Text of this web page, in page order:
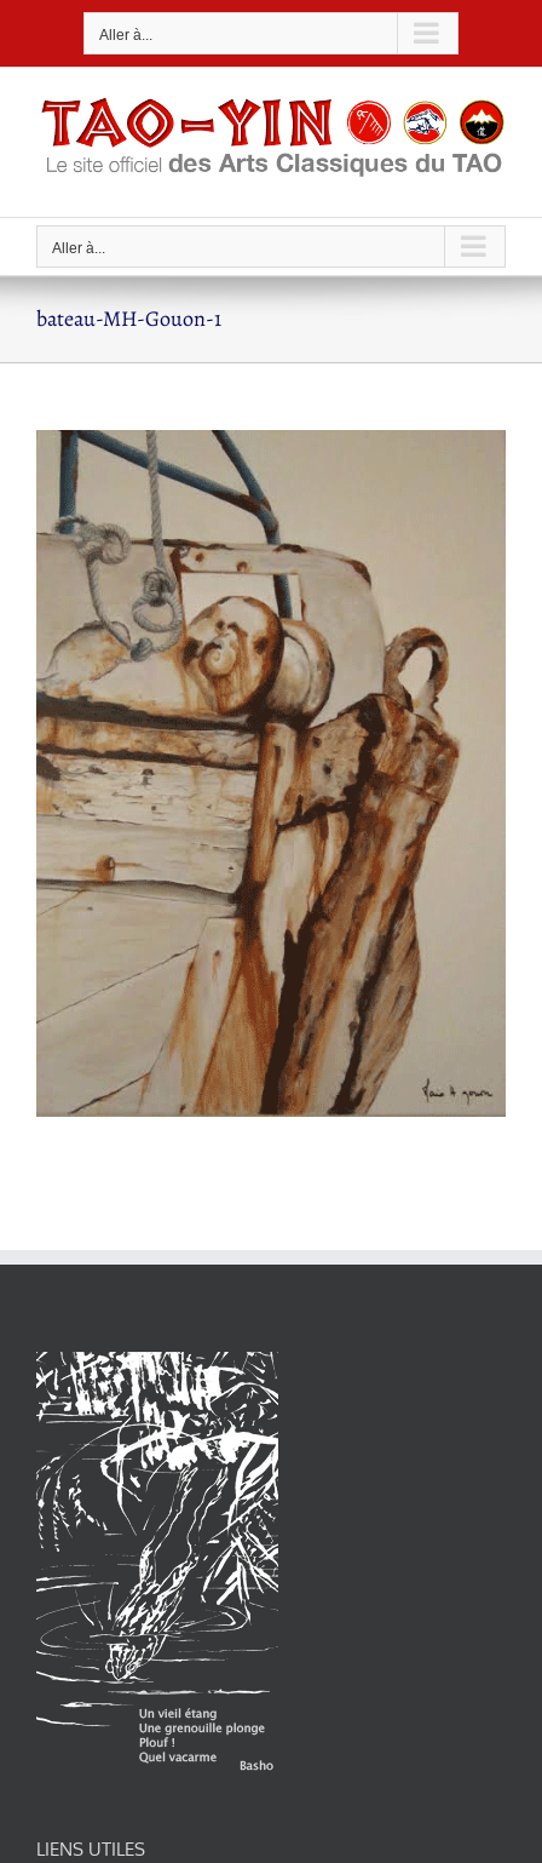
Aller à...
Aller à...
bateau-MH-Gouon-1
LIENS UTILES